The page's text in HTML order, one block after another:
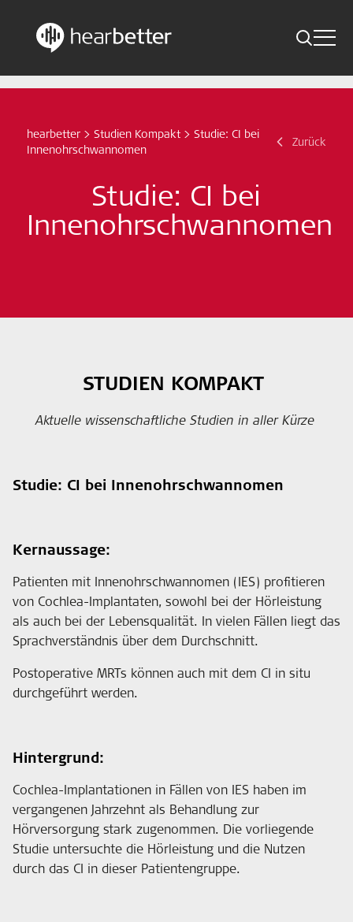
Skip
Toggle
Indikationen
Jetzt abonnieren
hearbetter > Studien Kompakt > Studie: CI bei
Innenohrschwannomen
Zurück
Studie: CI bei
Innenohrschwannomen
STUDIEN KOMPAKT
Aktuelle wissenschaftliche Studien in aller Kürze
Studie: CI bei Innenohrschwannomen
Kernaussage:
Patienten mit Innenohrschwannomen (IES) profitieren
von Cochlea-Implantaten, sowohl bei der Hörleistung
als auch bei der Lebensqualität. In vielen Fällen liegt das
Sprachverständnis über dem Durchschnitt.
Postoperative MRTs können auch mit dem CI in situ
durchgeführt werden.
Hintergrund:
Cochlea-Implantationen in Fällen von IES haben im
vergangenen Jahrzehnt als Behandlung zur
Hörversorgung stark zugenommen. Die vorliegende
Studie untersuchte die Hörleistung und die Nutzen
durch das CI in dieser Patientengruppe.